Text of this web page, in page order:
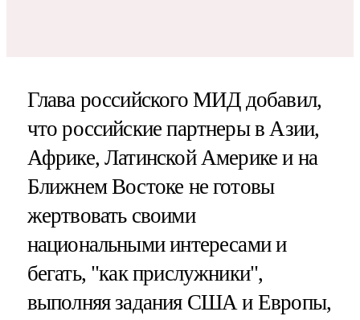
Глава российского МИД добавил,
что российские партнеры в Азии,
Африке, Латинской Америке и на
Ближнем Востоке не готовы
жертвовать своими
национальными интересами и
бегать, "как прислужники",
выполняя задания США и Европы,